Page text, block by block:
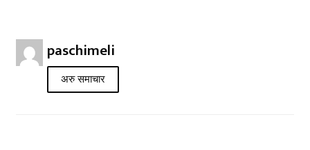
paschimeli
अरु समाचार